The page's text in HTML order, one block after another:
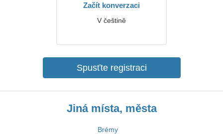
Začít konverzaci
V češtině
Spusťte registraci
Jiná místa, města
Brémy